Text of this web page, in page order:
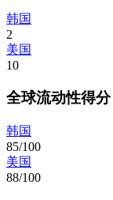
韩国
2
美国
10
全球流动性得分
韩国
85/100
美国
88/100